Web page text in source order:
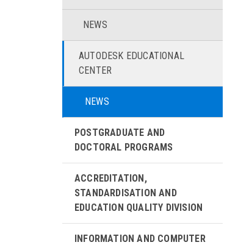
NEWS
AUTODESK EDUCATIONAL
CENTER
NEWS
POSTGRADUATE AND
DOCTORAL PROGRAMS
ACCREDITATION,
STANDARDISATION AND
EDUCATION QUALITY DIVISION
INFORMATION AND COMPUTER